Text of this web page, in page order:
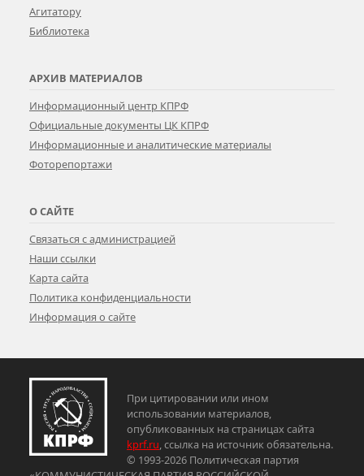
Агитатору
Библиотека
АРХИВ МАТЕРИАЛОВ
Информационный центр КПРФ
Официальные документы ЦК КПРФ
Информационные и аналитические материалы
Фоторепортажи
О САЙТЕ
Связаться с администрацией
Наши ссылки
Карта сайта
Политика конфиденциальности
Информация о сайте
При цитировании или ином
использовании материалов,
опубликованных на страницах сайта
kprf.ru, ссылка на источник обязательна.
© 1993-2026 Политическая партия